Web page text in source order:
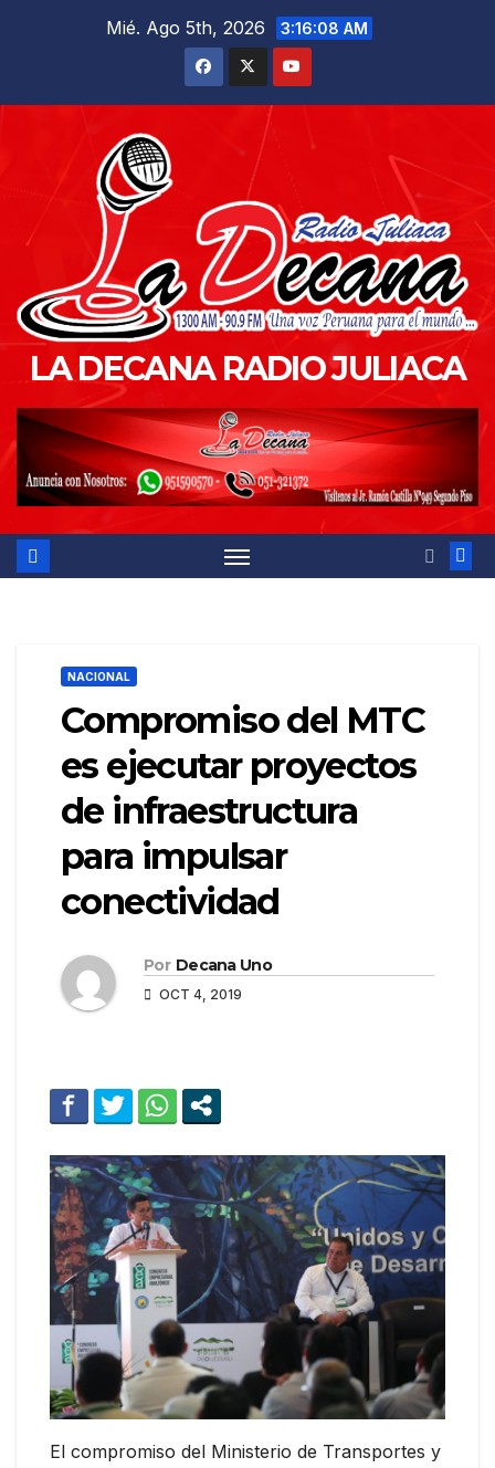
Mié. Ago 5th, 2026 3:16:09 AM
LA DECANA RADIO JULIACA
NACIONAL
Compromiso del MTC
es ejecutar proyectos
de infraestructura
para impulsar
conectividad
Por Decana Uno
OCT 4, 2019
El compromiso del Ministerio de Transportes y